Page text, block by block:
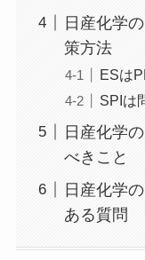
日産化学
策方法
ESは
SPIは
日産化学
べきこと
日産化学
ある質問